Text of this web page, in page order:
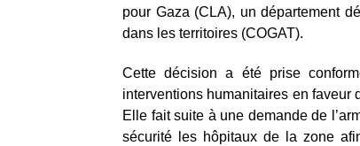
pour Gaza (CLA), un département
dans les territoires (COGAT).
Cette décision a été prise
interventions humanitaires en faveur
Elle fait suite à une demande de
sécurité les hôpitaux de la zone